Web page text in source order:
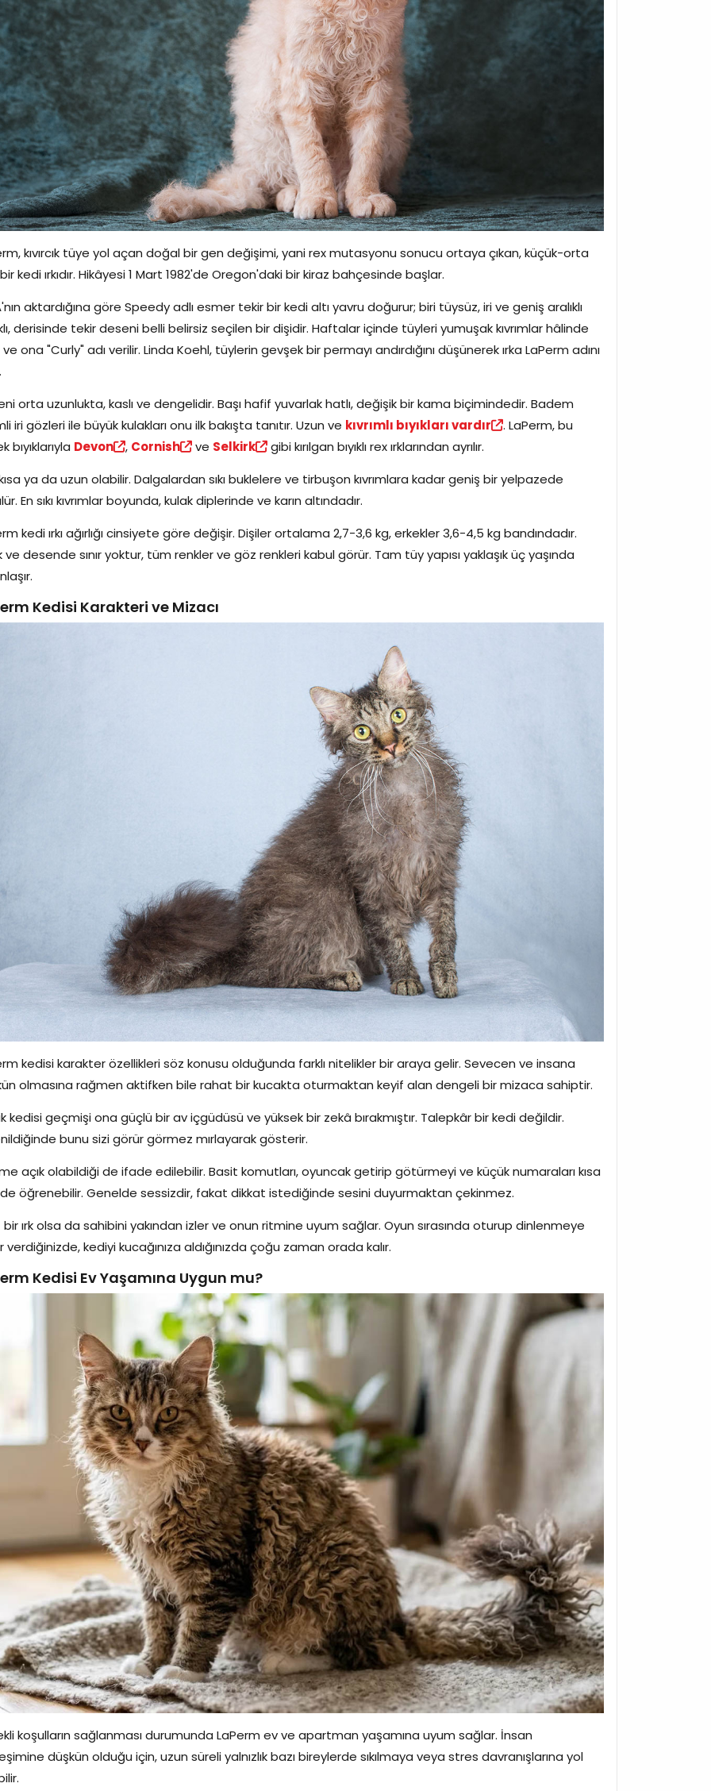
kıvırcık tüye yol açan doğal bir gen değişimi, yani rex mutasyonu sonucu ortaya çıkan, küçük-orta
kedi ırkıdır. Hikâyesi 1 Mart 1982'de Oregon'daki bir kiraz bahçesinde başlar.
aktardığına göre Speedy adlı esmer tekir bir kedi altı yavru doğurur; biri tüysüz, iri ve geniş aralıklı
derisinde tekir deseni belli belirsiz seçilen bir dişidir. Haftalar içinde tüyleri yumuşak kıvrımlar hâlinde
ona "Curly" adı verilir. Linda Koehl, tüylerin gevşek bir permayı andırdığını düşünerek ırka LaPerm adını
orta uzunlukta, kaslı ve dengelidir. Başı hafif yuvarlak hatlı, değişik bir kama biçimindedir. Badem
iri gözleri ile büyük kulakları onu ilk bakışta tanıtır. Uzun ve kıvrımlı bıyıkları vardır
. LaPerm, bu
bıyıklarıyla Devon , Cornish ve Selkirk
gibi kırılgan bıyıklı rex ırklarından ayrılır.
ya da uzun olabilir. Dalgalardan sıkı buklelere ve tirbuşon kıvrımlara kadar geniş bir yelpazede
En sıkı kıvrımlar boyunda, kulak diplerinde ve karın altındadır.
kedi ırkı ağırlığı cinsiyete göre değişir. Dişiler ortalama 2,7-3,6 kg, erkekler 3,6-4,5 kg bandındadır.
ve desende sınır yoktur, tüm renkler ve göz renkleri kabul görür. Tam tüy yapısı yaklaşık üç yaşında
Kedisi Karakteri ve Mizacı
kedisi karakter özellikleri söz konusu olduğunda farklı nitelikler bir araya gelir. Sevecen ve insana
olmasına rağmen aktifken bile rahat bir kucakta oturmaktan keyif alan dengeli bir mizaca sahiptir.
kedisi geçmişi ona güçlü bir av içgüdüsü ve yüksek bir zekâ bırakmıştır. Talepkâr bir kedi değildir.
bunu sizi görür görmez mırlayarak gösterir.
açık olabildiği de ifade edilebilir. Basit komutları, oyuncak getirip götürmeyi ve küçük numaraları kısa
öğrenebilir. Genelde sessizdir, fakat dikkat istediğinde sesini duyurmaktan çekinmez.
ırk olsa da sahibini yakından izler ve onun ritmine uyum sağlar. Oyun sırasında oturup dinlenmeye
verdiğinizde, kediyi kucağınıza aldığınızda çoğu zaman orada kalır.
Kedisi Ev Yaşamına Uygun mu?
koşulların sağlanması durumunda LaPerm ev ve apartman yaşamına uyum sağlar. İnsan
düşkün olduğu için, uzun süreli yalnızlık bazı bireylerde sıkılmaya veya stres davranışlarına yol